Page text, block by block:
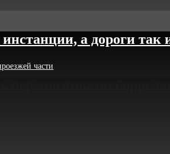
а дороги так
части